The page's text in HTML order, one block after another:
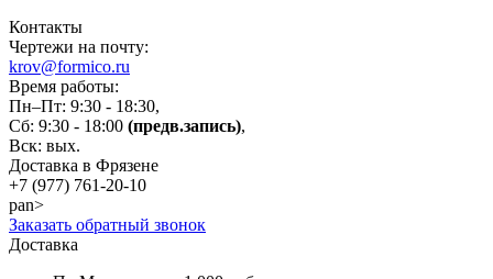
Контакты
Чертежи на почту:
krov@formico.ru
Время работы:
Пн–Пт: 9:30 - 18:30,
Сб: 9:30 - 18:00 (предв.запись),
Вск: вых.
Доставка в Фрязене
+7 (977) 761-20-10
pan>
Заказать обратный звонок
Доставка